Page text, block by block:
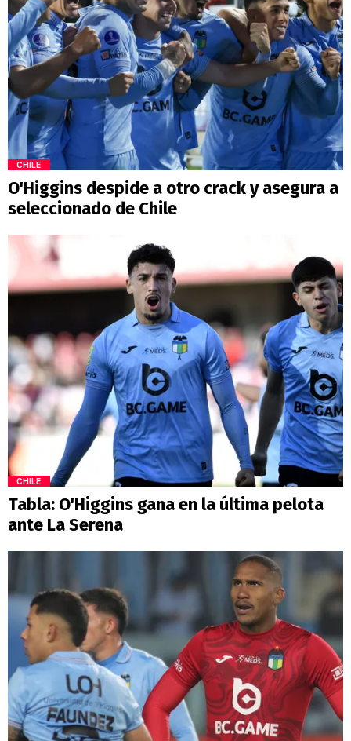
CHILE
O'Higgins despide a otro crack y asegura a
seleccionado de Chile
CHILE
Tabla: O'Higgins gana en la última pelota
ante La Serena